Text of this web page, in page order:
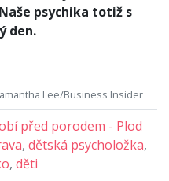
psychika totiž s
den.
Lee/Business Insider
před porodem - Plod
, dětská psycholožka,
, děti